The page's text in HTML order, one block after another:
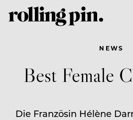
NEWS
Best Female
Die Französin Hélène